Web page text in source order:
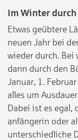
Im Winter
Etwas geübtere
neuen Jahr bei
wieder durch. Bei
dann durch den
Januar, 1.
alles um
Dabei ist es egal,
anfängerin oder
unterschiedliche